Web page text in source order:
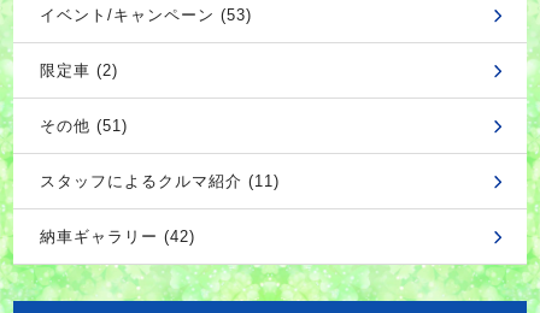
イベント/キャンペーン (53)
限定車 (2)
その他 (51)
スタッフによるクルマ紹介 (11)
納車ギャラリー (42)